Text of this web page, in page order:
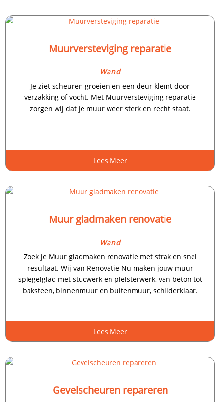
Muurversteviging reparatie
Wand
Je ziet scheuren groeien en een deur klemt door
verzakking of vocht.​ Met Muurversteviging reparatie
zorgen wij dat je muur weer sterk en recht staat.​
Lees Meer
Muur gladmaken renovatie
Wand
Zoek je Muur gladmaken renovatie met strak en snel
resultaat.​ Wij van Renovatie Nu maken jouw muur
spiegelglad met stucwerk en pleisterwerk, van beton tot
baksteen, binnenmuur en buitenmuur, schilderklaar.​
Lees Meer
Gevelscheuren repareren